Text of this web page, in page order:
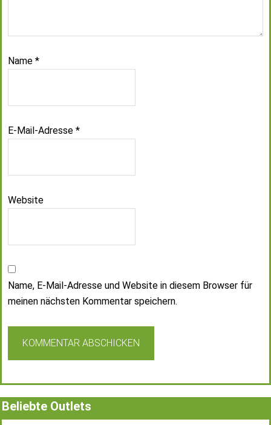
Name *
E-Mail-Adresse *
Website
Name, E-Mail-Adresse und Website in diesem Browser für
meinen nächsten Kommentar speichern.
Beliebte Outlets